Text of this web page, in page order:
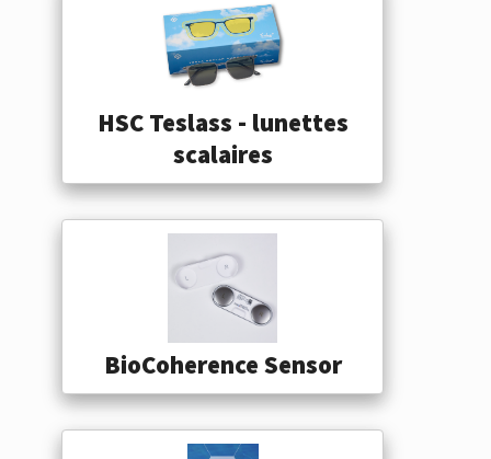
HSC Teslass - lunettes
scalaires
BioCoherence Sensor